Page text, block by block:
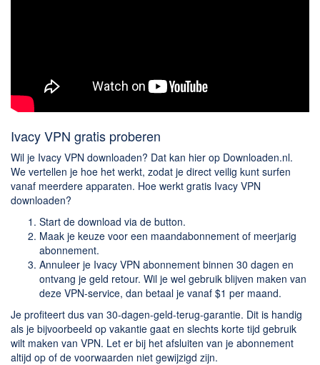
Ivacy VPN gratis proberen
Wil je Ivacy VPN downloaden? Dat kan hier op Downloaden.nl.
We vertellen je hoe het werkt, zodat je direct veilig kunt surfen
vanaf meerdere apparaten. Hoe werkt gratis Ivacy VPN
downloaden?
Start de download via de button.
Maak je keuze voor een maandabonnement of meerjarig
abonnement.
Annuleer je Ivacy VPN abonnement binnen 30 dagen en
ontvang je geld retour. Wil je wel gebruik blijven maken van
deze VPN-service, dan betaal je vanaf $1 per maand.
Je profiteert dus van 30-dagen-geld-terug-garantie. Dit is handig
als je bijvoorbeeld op vakantie gaat en slechts korte tijd gebruik
wilt maken van VPN. Let er bij het afsluiten van je abonnement
altijd op of de voorwaarden niet gewijzigd zijn.